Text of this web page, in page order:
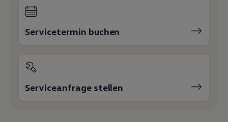
Servicetermin buchen
Serviceanfrage stellen